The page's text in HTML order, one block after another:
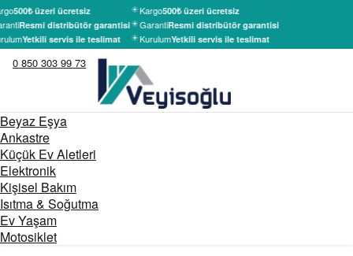
500₺ üzeri ücretsiz
Resmi distribütör garantisi
Yetkili servis ile teslimat
Kargo500₺ üzeri ücretsiz
GarantiResmi distribütör garantisi
KurulumYetkili servis ile teslimat
0 850 303 99 73
Beyaz Eşya
Ankastre
Küçük Ev Aletleri
Elektronik
Kişisel Bakım
Isıtma & Soğutma
Ev Yaşam
Motosiklet